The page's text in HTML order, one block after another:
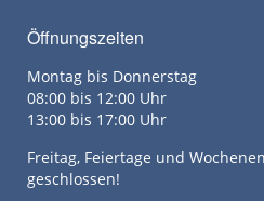
Öffnungszeiten
Montag bis Donnerstag
08:00 bis 12:00 Uhr
13:00 bis 17:00 Uhr
Freitag, Feiertage und
geschlossen!